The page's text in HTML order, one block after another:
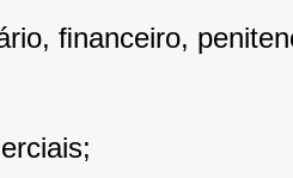
ﬁnanceiro,